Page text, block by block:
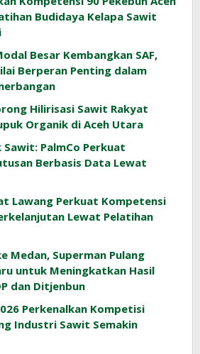
Budidaya Kelapa Sawit
Besar Kembangkan SAF,
Berperan Penting dalam
Hilirisasi Sawit Rakyat
Organik di Aceh Utara
PalmCo Perkuat
Berbasis Data Lewat
Lawang Perkuat Kompetensi
Lewat Pelatihan
Medan, Superman Pulang
untuk Meningkatkan Hasil
dan Ditjenbun
Perkenalkan Kompetisi
Industri Sawit Semakin